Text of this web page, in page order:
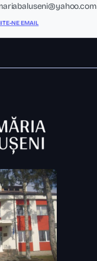
NE EMAIL